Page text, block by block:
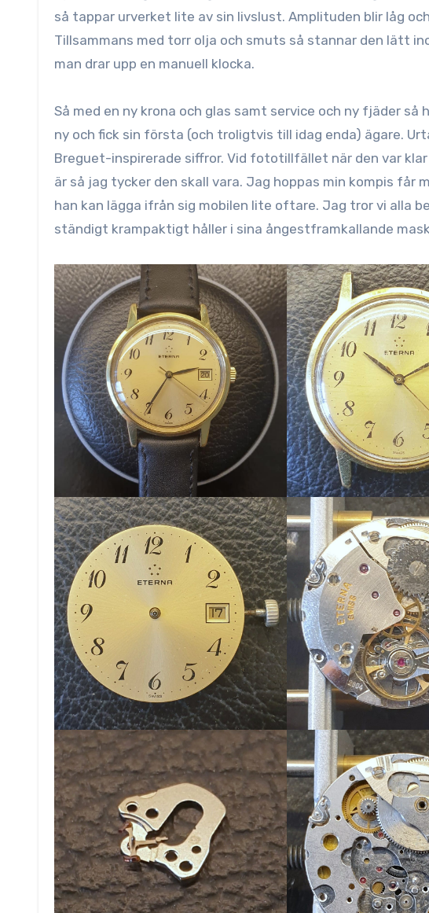
så tappar urverket lite av sin livslust. Amplituden blir låg
Tillsammans med torr olja och smuts så stannar den lätt
man drar upp en manuell klocka.
Så med en ny krona och glas samt service och ny fjäder
ny och fick sin första (och troligtvis till idag enda) ägare.
Breguet-inspirerade siffror. Vid fototillfället när den var
är så jag tycker den skall vara. Jag hoppas min kompis får
han kan lägga ifrån sig mobilen lite oftare. Jag tror vi alla
ständigt krampaktigt håller i sina ångestframkallande